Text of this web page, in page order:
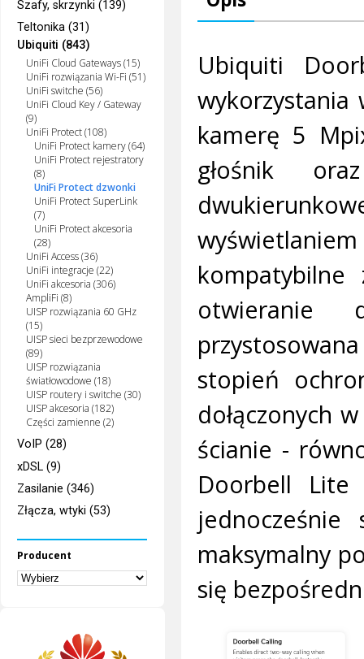
Szafy, skrzynki (139)
Teltonika (31)
Ubiquiti (843)
UniFi Cloud Gateways (15)
UniFi rozwiązania Wi-Fi (51)
UniFi switche (56)
UniFi Cloud Key / Gateway
(9)
UniFi Protect (108)
UniFi Protect kamery (64)
UniFi Protect rejestratory
(8)
UniFi Protect dzwonki
UniFi Protect SuperLink
(7)
UniFi Protect akcesoria
(28)
UniFi Access (36)
UniFi integracje (22)
UniFi akcesoria (306)
AmpliFi (8)
UISP rozwiązania 60 GHz
(15)
UISP sieci bezprzewodowe
(89)
UISP rozwiązania
światłowodowe (18)
UISP routery i switche (30)
UISP akcesoria (182)
Części zamienne (2)
VoIP (28)
xDSL (9)
Zasilanie (346)
Złącza, wtyki (53)
Producent
Ubiquiti
wykorzystania
kamerę 5
głośnik
otwieranie
stopień
dołączonych
ścianie -
Doorbell
jednocześnie
maksymalny
się